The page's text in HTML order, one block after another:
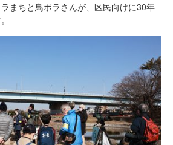
まちと鳥ボラさんが、区民向けに30年